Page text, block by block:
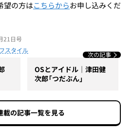
望の方はこちらからお申し込みくだ
21日号
スタイル 次の記事
OSとアイドル｜津田健
次郎「つだぶん」
載の記事一覧を見る